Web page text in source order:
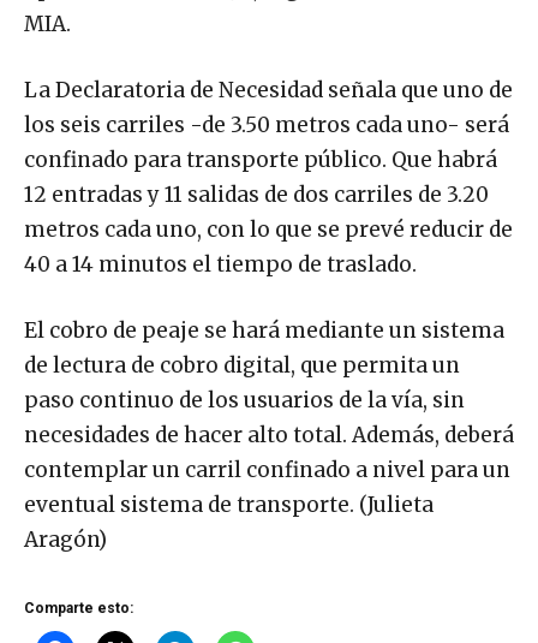
MIA.
La Declaratoria de Necesidad señala que uno de
los seis carriles -de 3.50 metros cada uno- será
confinado para transporte público. Que habrá
12 entradas y 11 salidas de dos carriles de 3.20
metros cada uno, con lo que se prevé reducir de
40 a 14 minutos el tiempo de traslado.
El cobro de peaje se hará mediante un sistema
de lectura de cobro digital, que permita un
paso continuo de los usuarios de la vía, sin
necesidades de hacer alto total. Además, deberá
contemplar un carril confinado a nivel para un
eventual sistema de transporte. (Julieta
Aragón)
Comparte esto: